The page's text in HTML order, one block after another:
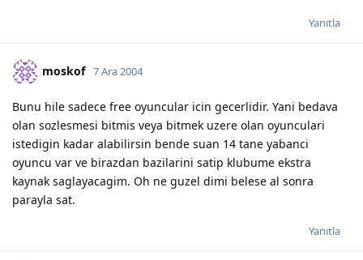
Yanıtla
moskof 7 Ara 2004
Bunu hile sadece free oyuncular icin gecerlidir. Yani bedava
olan sozlesmesi bitmis veya bitmek uzere olan oyunculari
istedigin kadar alabilirsin bende suan 14 tane yabanci
oyuncu var ve birazdan bazilarini satip klubume ekstra
kaynak saglayacagim. Oh ne guzel dimi belese al sonra
parayla sat.
Yanıtla